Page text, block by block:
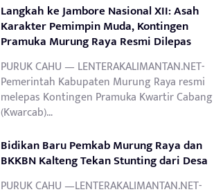
Langkah ke Jambore Nasional XII: Asah
Karakter Pemimpin Muda, Kontingen
Pramuka Murung Raya Resmi Dilepas
PURUK CAHU — LENTERAKALIMANTAN.NET-
Pemerintah Kabupaten Murung Raya resmi
melepas Kontingen Pramuka Kwartir Cabang
(Kwarcab)…
Bidikan Baru Pemkab Murung Raya dan
BKKBN Kalteng Tekan Stunting dari Desa
PURUK CAHU —LENTERAKALIMANTAN.NET-